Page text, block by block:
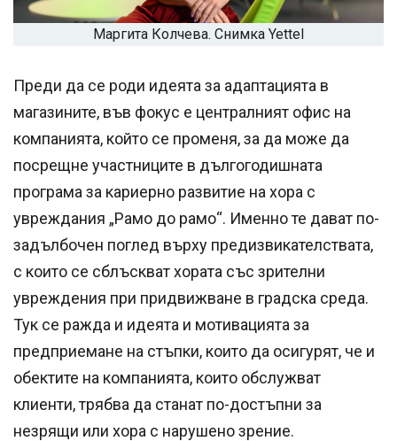
Маргита Колчева. Снимка Yettel
Преди да се роди идеята за адаптацията в
магазините, във фокус е централният офис на
компанията, който се променя, за да може да
посрещне участниците в дългогодишната
програма за кариерно развитие на хора с
увреждания „Рамо до рамо“. Именно те дават по-
задълбочен поглед върху предизвикателствата,
с които се сблъскват хората със зрителни
увреждения при придвижване в градска среда.
Тук се ражда и идеята и мотивацията за
предприемане на стъпки, които да осигурят, че и
обектите на компанията, които обслужват
клиенти, трябва да станат по-достъпни за
незрящи или хора с нарушено зрение.